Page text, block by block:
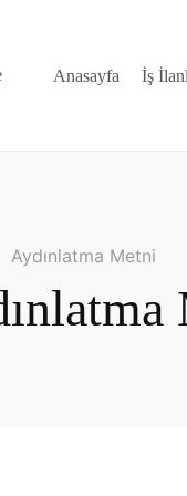
Anasayfa İş
Aydınlatma Metni